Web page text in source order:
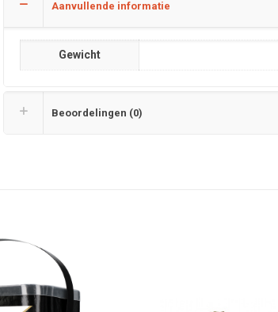
Aanvullende informatie
Gewicht
Beoordelingen (0)